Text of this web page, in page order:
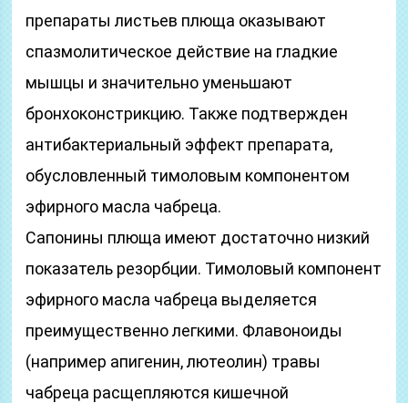
препараты листьев плюща оказывают
спазмолитическое действие на гладкие
мышцы и значительно уменьшают
бронхоконстрикцию. Также подтвержден
антибактериальный эффект препарата,
обусловленный тимоловым компонентом
эфирного масла чабреца.
Сапонины плюща имеют достаточно низкий
показатель резорбции. Тимоловый компонент
эфирного масла чабреца выделяется
преимущественно легкими. Флавоноиды
(например апигенин, лютеолин) травы
чабреца расщепляются кишечной